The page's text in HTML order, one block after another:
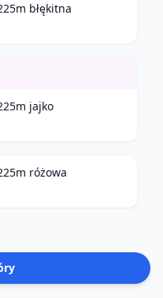
błękitna
jajko
różowa